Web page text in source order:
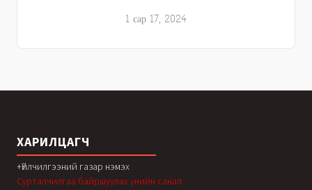
1 сар 17, 2024
ХАРИЛЦАГЧ
+Үйлчилгээний газар нэмэх
Сурталчилгаа байршуулах үнийн санал